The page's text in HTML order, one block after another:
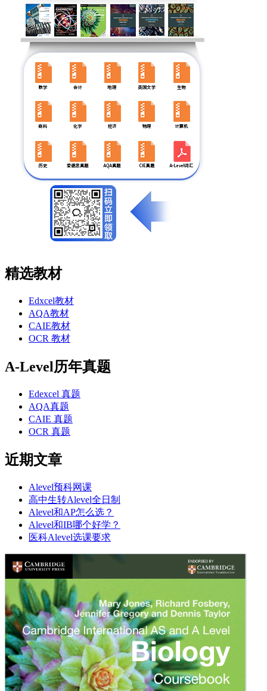
精选教材
Edxcel教材
AQA教材
CAIE教材
OCR 教材
A-Level历年真题
Edexcel 真题
AQA真题
CAIE 真题
OCR 真题
近期文章
Alevel预科网课
高中生转Alevel全日制
Alevel和AP怎么选？
Alevel和IB哪个好学？
医科Alevel选课要求